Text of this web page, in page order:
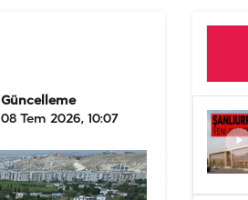
Güncelleme
08 Tem 2026, 10:07